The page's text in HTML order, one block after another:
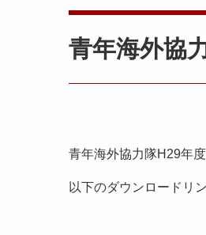
青年海外協
青年海外協力隊H29年
以下のダウンロードリ